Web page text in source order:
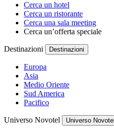
Cerca un hotel
Cerca un ristorante
Cerca una sala meeting
Cerca un’offerta speciale
Destinazioni Destinazioni
Europa
Asia
Medio Oriente
Sud America
Pacifico
Universo Novotel Universo Novotel